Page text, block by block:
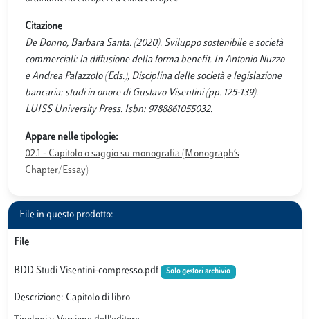
Citazione
De Donno, Barbara Santa. (2020). Sviluppo sostenibile e società
commerciali: la diffusione della forma benefit. In Antonio Nuzzo
e Andrea Palazzolo (Eds.), Disciplina delle società e legislazione
bancaria: studi in onore di Gustavo Visentini (pp. 125-139).
LUISS University Press. Isbn: 9788861055032.
Appare nelle tipologie:
02.1 - Capitolo o saggio su monografia (Monograph’s
Chapter/Essay)
File in questo prodotto:
File
BDD Studi Visentini-compresso.pdf Solo gestori archivio
Descrizione: Capitolo di libro